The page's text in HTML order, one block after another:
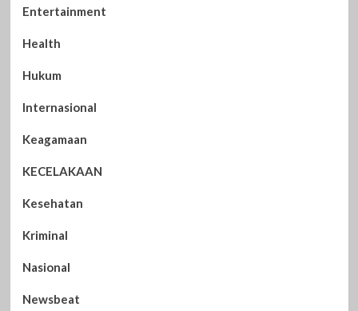
Entertainment
Health
Hukum
Internasional
Keagamaan
KECELAKAAN
Kesehatan
Kriminal
Nasional
Newsbeat